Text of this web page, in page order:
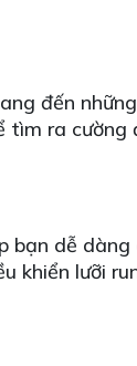
đến
ra
dễ
khiển lưỡi